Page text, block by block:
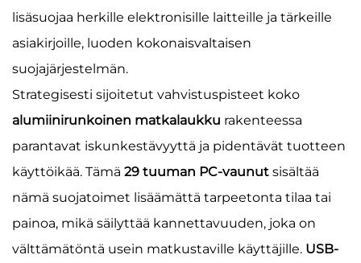
lisäsuojaa herkille elektronisille laitteille ja tärkeille
asiakirjoille, luoden kokonaisvaltaisen
suojajärjestelmän.
Strategisesti sijoitetut vahvistuspisteet koko
alumiinirunkoinen matkalaukku rakenteessa
parantavat iskunkestävyyttä ja pidentävät tuotteen
käyttöikää. Tämä 29 tuuman PC-vaunut sisältää
nämä suojatoimet lisäämättä tarpeetonta tilaa tai
painoa, mikä säilyttää kannettavuuden, joka on
välttämätöntä usein matkustaville käyttäjille. USB-